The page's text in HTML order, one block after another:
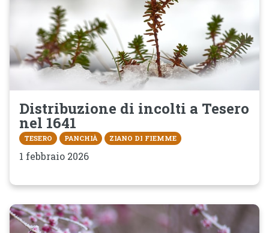
Distribuzione di incolti a Tesero
nel 1641
TESERO PANCHIÀ ZIANO DI FIEMME
1 febbraio 2026